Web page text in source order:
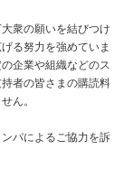
衆の願いを結びつけ
る努力を強めていま
企業や組織などのス
者の皆さまの購読料
ん。
パによるご協力を訴